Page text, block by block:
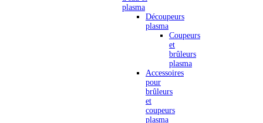
plasma
Découpeurs
plasma
Coupeurs
et
brûleurs
plasma
Accessoires
pour
brûleurs
et
coupeurs
plasma